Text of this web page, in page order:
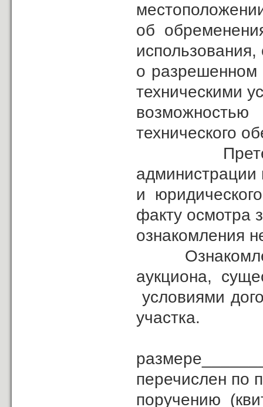
об
о разрешенном
техническими
технического
Претензий
администрации
и
факту осмотра
ознакомления
Ознакомлен
аукциона,
условиями
участка.
перечислен по
поручению